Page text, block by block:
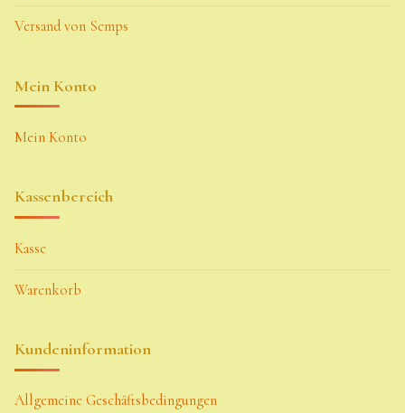
Versand von Semps
Mein Konto
Mein Konto
Kassenbereich
Kasse
Warenkorb
Kundeninformation
Allgemeine Geschäftsbedingungen